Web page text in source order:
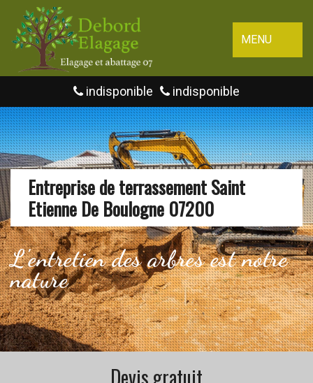
MENU
indisponible indisponible
Entreprise de terrassement Saint
Etienne De Boulogne 07200
L'entretien des arbres est notre
nature
Devis gratuit